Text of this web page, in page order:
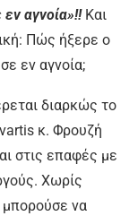
αγνοία»!!Και
Πώς ήξερε ο
εν αγνοία;
διαρκώς το
κ. Φρουζή
στις επαφές με
Χωρίς
μπορούσε να